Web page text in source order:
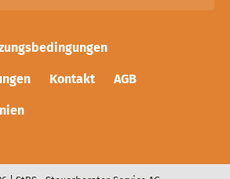
Kontakt AGB